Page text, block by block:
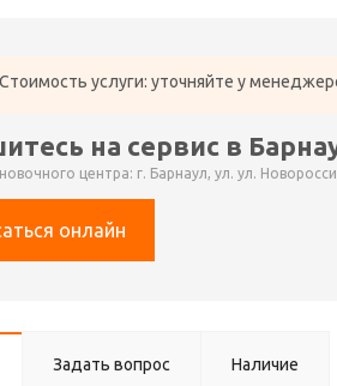
Стоимость услуги: уточняйте у
на сервис в
центра: г. Барнаул, ул. ул.
онлайн
Задать вопрос Наличие